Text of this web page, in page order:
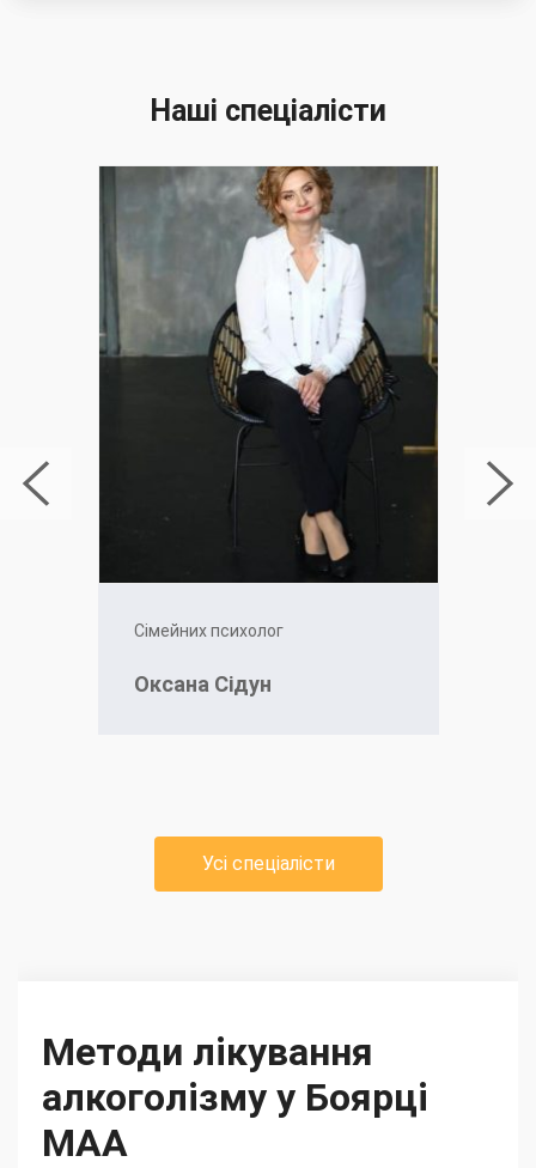
Наші спеціалісти
Сімейних психолог
Оксана Сідун
Усі спеціалісти
Методи лікування
алкоголізму у Боярці
МАА